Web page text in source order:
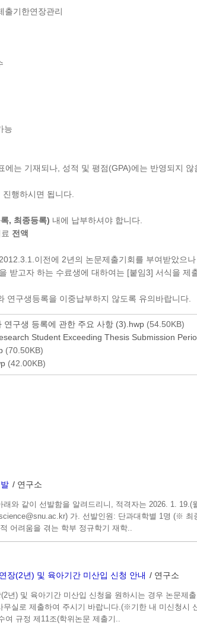
출기한연장관리
능
에는 기재되나, 성적 및 평점(GPA)에는 반영되지 않
진행하시면 됩니다.
, 최종등록) 내에 납부하셔야 합니다.
전액
이전에 2년의 논문제출기회를 부여받았으
받고자 하는 수료생에 대하여는 [붙임3] 서식을 제
연구생등록을 이중납부하지 않도록 유의바랍니다.
연구생 등록에 관한 주요 사항 (3).hwp (54.50KB)
Student Exceeding Thesis Submission
(70.50KB)
(42.00KB)
/ 연구소
와 같이 선발함을 알려드리니, 적격자는 2026. 1. 19.(
가. 선발인원: 단과대학별 1명 (※ 최
어려움을 겪는 학부 정규학기 재학..
장(2년) 및 육아기간 미산입 신청 안내 / 연구소
년) 및 육아기간 미산입 신청을 원하시는 경우 논문제출
실로 제출하여 주시기 바랍니다.(※기한 내 미신청시
여 규정 제11조(학위논문 제출기..